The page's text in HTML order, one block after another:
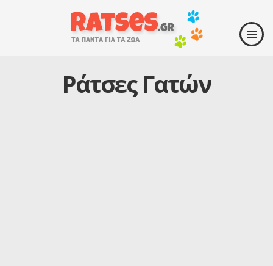
Ράτσες Γατών